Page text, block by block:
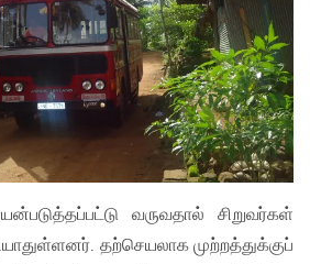
வருவதால் சிறுவர்கள்
தற்செயலாக முற்றத்துக்குப்